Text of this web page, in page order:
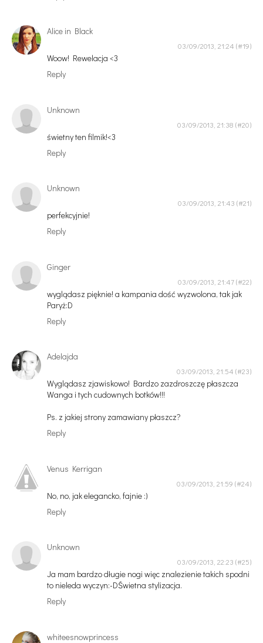
Alice in Black
03/09/2013, 21:24
Woow! Rewelacja <3
Reply
Unknown
03/09/2013, 21:38
świetny ten filmik!<3
Reply
Unknown
03/09/2013, 21:43
perfekcyjnie!
Reply
Ginger
03/09/2013, 21:47
wyglądasz pięknie! a kampania dość wyzwolona, tak jak
Paryż:D
Reply
Adelajda
03/09/2013, 21:54
Wyglądasz zjawiskowo! Bardzo zazdroszczę płaszcza
Wanga i tych cudownych botków!!!
Ps. z jakiej strony zamawiany płaszcz?
Reply
Venus Kerrigan
03/09/2013, 21:59
No, no, jak elegancko, fajnie :)
Reply
Unknown
03/09/2013, 22:23
Ja mam bardzo długie nogi więc znalezienie takich spodni
to nieleda wyczyn:-DŚwietna stylizacja.
Reply
whiteesnowprincess